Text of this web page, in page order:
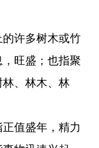
许多树木或竹
旺盛；也指聚
、林木、林
值盛年，精力